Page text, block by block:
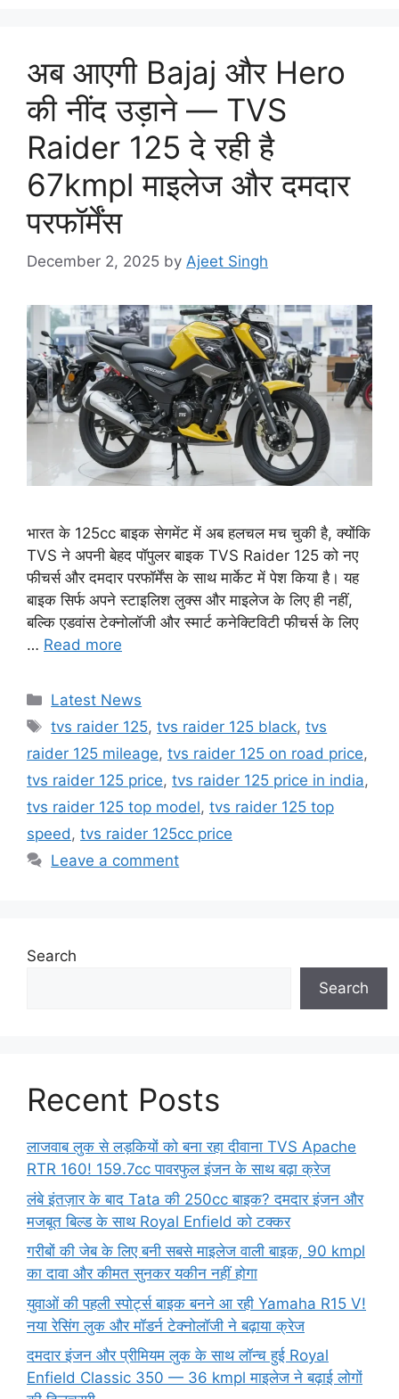
अब आएगी Bajaj और Hero
की नींद उड़ाने — TVS
Raider 125 दे रही है
67kmpl माइलेज और दमदार
परफॉर्मेंस
December 2, 2025 by Ajeet Singh
भारत के 125cc बाइक सेगमेंट में अब हलचल मच चुकी है, क्योंकि
TVS ने अपनी बेहद पॉपुलर बाइक TVS Raider 125 को नए
फीचर्स और दमदार परफॉर्मेंस के साथ मार्केट में पेश किया है। यह
बाइक सिर्फ अपने स्टाइलिश लुक्स और माइलेज के लिए ही नहीं,
बल्कि एडवांस टेक्नोलॉजी और स्मार्ट कनेक्टिविटी फीचर्स के लिए
… Read more
Categories
Latest News
Tags
tvs raider 125,tvs raider 125 black,tvs
raider 125 mileage, tvs raider 125 on road price,
tvs raider 125 price, tvs raider 125 price in india,
tvs raider 125 top model, tvs raider 125 top
speed, tvs raider 125cc price
Leave a comment
Search
Search
Recent Posts
लाजवाब लुक से लड़कियों को बना रहा दीवाना TVS Apache
RTR 160! 159.7cc पावरफुल इंजन के साथ बढ़ा क्रेज
लंबे इंतज़ार के बाद Tata की 250cc बाइक? दमदार इंजन और
मजबूत बिल्ड के साथ Royal Enfield को टक्कर
गरीबों की जेब के लिए बनी सबसे माइलेज वाली बाइक, 90 kmpl
का दावा और कीमत सुनकर यकीन नहीं होगा
युवाओं की पहली स्पोर्ट्स बाइक बनने आ रही Yamaha R15 V!
नया रेसिंग लुक और मॉडर्न टेक्नोलॉजी ने बढ़ाया क्रेज
दमदार इंजन और प्रीमियम लुक के साथ लॉन्च हुई Royal
Enfield Classic 350 — 36 kmpl माइलेज ने बढ़ाई लोगों